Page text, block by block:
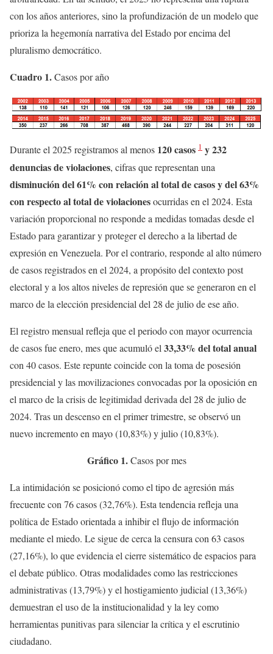
con los años anteriores, sino la profundización de un modelo que
prioriza la hegemonía narrativa del Estado por encima del
pluralismo democrático.
Cuadro 1.Casos por año
Durante el 2025 registramos al menos 120 casos 1 y 232
denuncias de violaciones, cifras que representan una
disminución del 61% con relación al total de casos y del 63%
con respecto al total de violacionesocurridas en el 2024. Esta
variación proporcional no responde a medidas tomadas desde el
Estado para garantizar y proteger el derecho a la libertad de
expresión en Venezuela. Por el contrario, responde al alto número
de casos registrados en el 2024, a propósito del contexto post
electoral y a los altos niveles de represión que se generaron en el
marco de la elección presidencial del 28 de julio de ese año.
El registro mensual refleja que el periodo con mayor ocurrencia
de casos fue enero, mes que acumuló el 33,33% del total anual
con 40 casos. Este repunte coincide con la toma de posesión
presidencial y las movilizaciones convocadas por la oposición en
el marco de la crisis de legitimidad derivada del 28 de julio de
2024. Tras un descenso en el primer trimestre, se observó un
nuevo incremento en mayo (10,83%) y julio (10,83%).
Gráfico 1.Casos por mes
La intimidación se posicionó como el tipo de agresión más
frecuente con 76 casos (32,76%). Esta tendencia refleja una
política de Estado orientada a inhibir el flujo de información
mediante el miedo. Le sigue de cerca la censura con 63 casos
(27,16%), lo que evidencia el cierre sistemático de espacios para
el debate público. Otras modalidades como las restricciones
administrativas (13,79%) y el hostigamiento judicial (13,36%)
demuestran el uso de la institucionalidad y la ley como
herramientas punitivas para silenciar la crítica y el escrutinio
ciudadano.